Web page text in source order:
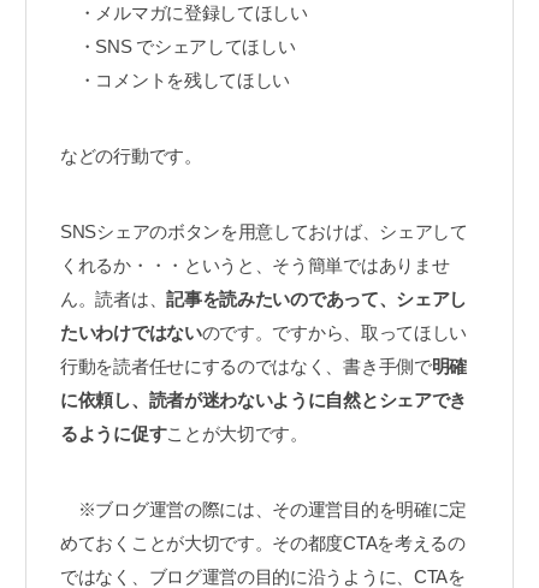
・メルマガに登録してほしい
・SNS でシェアしてほしい
・コメントを残してほしい
などの行動です。
SNSシェアのボタンを用意しておけば、シェアして
くれるか・・・というと、そう簡単ではありませ
ん。読者は、記事を読みたいのであって、シェアし
たいわけではないのです。ですから、取ってほしい
行動を読者任せにするのではなく、書き手側で明確
に依頼し、読者が迷わないように自然とシェアでき
るように促すことが大切です。
※ブログ運営の際には、その運営目的を明確に定
めておくことが大切です。その都度CTAを考えるの
ではなく、ブログ運営の目的に沿うように、CTAを